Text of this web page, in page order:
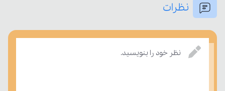
نظرات
نظر خود را بنویسید.